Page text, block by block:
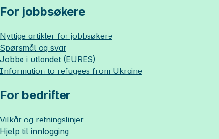
For jobbsøkere
Nyttige artikler for jobbsøkere
Spørsmål og svar
Jobbe i utlandet (EURES)
Information to refugees from Ukraine
For bedrifter
Vilkår og retningslinjer
Hjelp til innlogging